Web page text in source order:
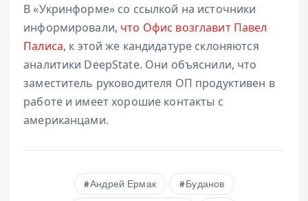
В «Укринформе» со ссылкой на источники
информировали, что Офис возглавит Павел
Палиса, к этой же кандидатуре склоняются
аналитики DeepState. Они объяснили, что
заместитель руководителя ОП продуктивен в
работе и имеет хорошие контакты с
американцами.
Андрей Ермак Буданов